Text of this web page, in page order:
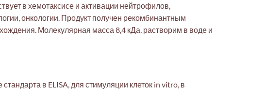
в хемотаксисе и активации нейтрофилов,
онкологии. Продукт получен рекомбинантным
Молекулярная масса 8,4 кДа, растворим в воде и
в ELISA, для стимуляции клеток in vitro, в